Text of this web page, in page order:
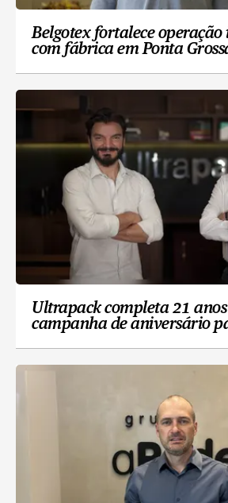
Belgotex fortalece
com fábrica em Ponta
Ultrapack completa 21
campanha de aniversário